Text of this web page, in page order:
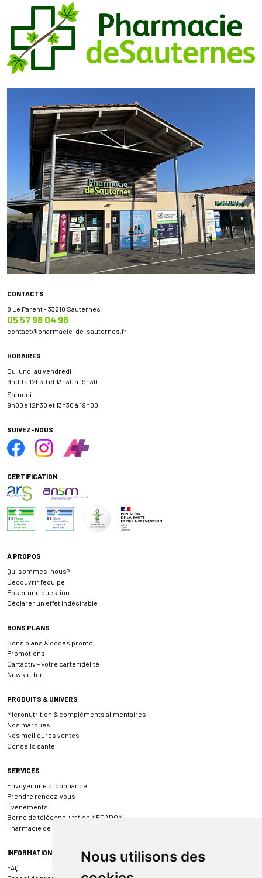
Nous utilisons des
CONTACTS
8 Le Parent - 33210 Sauternes
05 57 98 04 98
contact@pharmacie-de-sauternes.fr
HORAIRES
Du lundi au vendredi
9h00 à 12h30 et 13h30 à 19h30
Samedi
9h00 à 12h30 et 13h30 à 19h00
SUIVEZ-NOUS
CERTIFICATION
À PROPOS
Qui sommes-nous?
Découvrir l’équipe
Poser une question
Déclarer un effet indésirable
BONS PLANS
Bons plans & codes promo
Promotions
Cartactiv – Votre carte fidélité
Newsletter
PRODUITS & UNIVERS
Micronutrition & compléments alimentaires
Nos marques
Nos meilleures ventes
Conseils santé
SERVICES
Envoyer une ordonnance
Prendre rendez-vous
Événements
Borne de téléconsultation MEDADOM
Pharmacie de garde
INFORMATIONS
FAQ